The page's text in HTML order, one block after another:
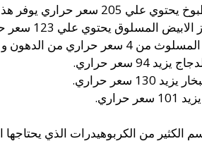
اليومية من السعرات الحرارية.
و 13 سعر حراري من البروتين.
سعر حراري.
سعر حراري.
الكثير من الكربوهيدرات الذي